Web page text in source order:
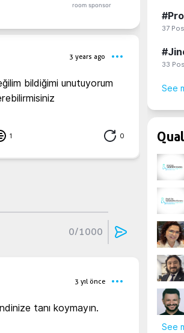
room sponsor
3 years ago
bildiğimi unutuyorum
1 0
0/1000
3 yıl önce
tanı koymayın.
#
37
#
33
See
See